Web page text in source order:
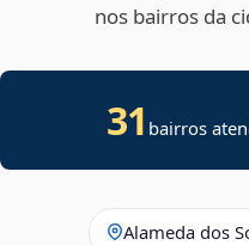
nos bairros da
31 bairros
Alameda dos